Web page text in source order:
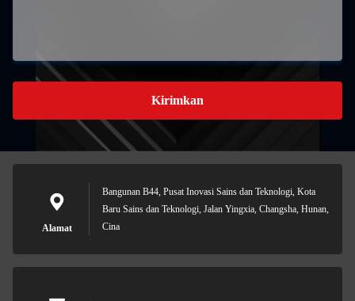
Kirimkan
Alamat
Bangunan B44, Pusat Inovasi Sains dan Teknologi, Kota
Baru Sains dan Teknologi, Jalan Yingxia, Changsha, Hunan,
Cina